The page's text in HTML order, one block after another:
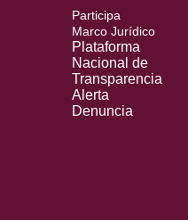
Participa
Marco Jurídico
Plataforma
Nacional de
Transparencia
Alerta
Denuncia